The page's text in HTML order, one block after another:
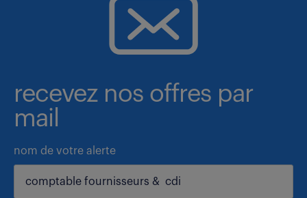
recevez nos offres par
mail
nom de votre alerte